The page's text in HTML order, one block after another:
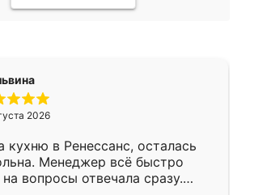
2026
кухню в Ренессанс, осталась
Менеджер всё быстро
на вопросы отвечала сразу.